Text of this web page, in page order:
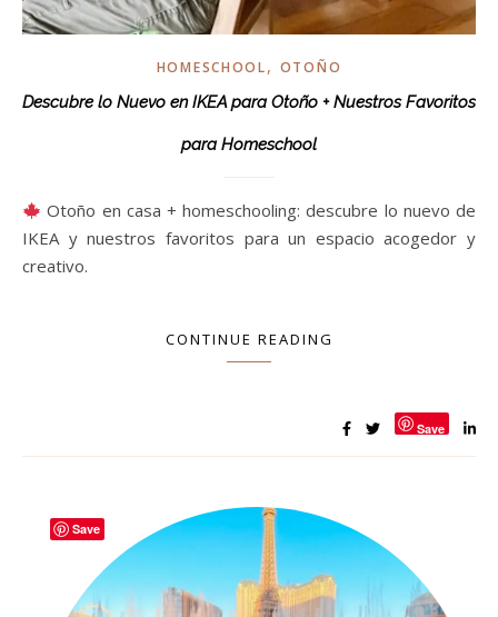
HOMESCHOOL, OTOÑO
Descubre lo Nuevo en IKEA para Otoño + Nuestros Favoritos
para Homeschool
Otoño en casa + homeschooling: descubre lo nuevo de
IKEA y nuestros favoritos para un espacio acogedor y
creativo.
CONTINUE READING
Save
Save